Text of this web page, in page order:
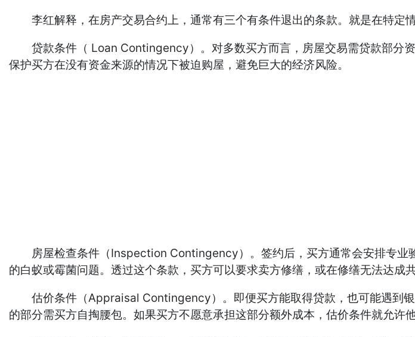
李红解释，在房产交易合约上，通常有三个有条件退出的条款。就是在特定
贷款条件（ Loan Contingency）。对多数买方而言，房屋交易需贷款部分资
保护买方在没有资金来源的情况下被迫购屋，避免巨大的经济风险。
房屋检查条件（Inspection Contingency）。签约后，买方通常会安排专业
的白蚁或霉菌问题。透过这个条款，买方可以要求卖方修缮，或在修缮无法达成
估价条件（Appraisal Contingency）。即便买方能取得贷款，也可能遇到银
的部分需买方自掏腰包。如果买方不愿意承担这部分额外成本，估价条件就允许